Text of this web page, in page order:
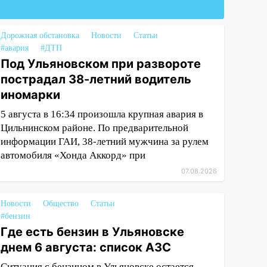
Дорожная обстановка Новости
Статьи
#авария
#ДТП
Под Ульяновском при развороте
пострадал 38-летний водитель
иномарки
5 августа в 16:34 произошла крупная авария в
Цильнинском районе. По предварительной
информации ГАИ, 38-летний мужчина за рулем
автомобиля «Хонда Аккорд» при
07.08.2026
Новости Общество
Статьи
#бензин
Где есть бензин в Ульяновске
днем 6 августа: список АЗС